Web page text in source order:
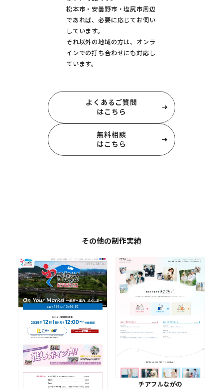
松本市・安曇野市・塩尻市周辺
であれば、必要に応じてお伺い
しています。
それ以外の地域の方は、オンラ
インでの打ち合わせにも対応し
ています。
よくあるご質問
はこちら
無料相談
はこちら
その他の制作実績
チアフルながの